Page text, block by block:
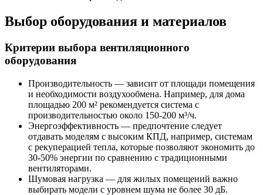
Выбор оборудования и материалов
Критерии выбора вентиляционного
оборудования
Производительность — зависит от площади помещения
и необходимости воздухообмена. Например, для дома
площадью 200 м² рекомендуется система с
производительностью около 150-200 м³/ч.
Энергоэффективность — предпочтение следует
отдавать моделям с высоким КПД, например, системам
с рекуперацией тепла, которые позволяют экономить до
30-50% энергии по сравнению с традиционными
вентиляторами.
Шумовая нагрузка — для жилых помещений важно
выбирать модели с уровнем шума не более 30 дБ.